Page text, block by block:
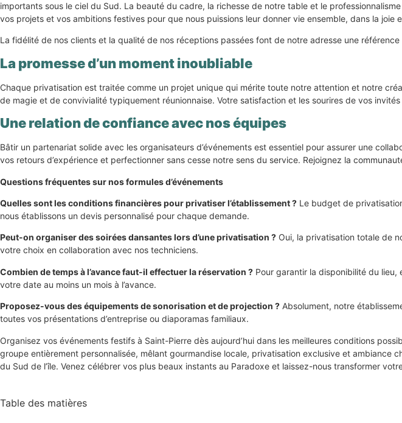
importants sous le ciel du Sud. La beauté du cadre, la richesse de notre table et le
vos projets et vos ambitions festives pour que nous puissions leur donner vie ensemble, dans la joie
La fidélité de nos clients et la qualité de nos réceptions passées font de notre adresse une
La promesse d’un moment inoubliable
Chaque privatisation est traitée comme un projet unique qui mérite toute notre attention et notre
de magie et de convivialité typiquement réunionnaise. Votre satisfaction et les sourires de vos
Une relation de confiance avec nos équipes
Bâtir un partenariat solide avec les organisateurs d’événements est essentiel pour assurer une
vos retours d’expérience et perfectionner sans cesse notre sens du service. Rejoignez la
Questions fréquentes sur nos formules d’événements
Quelles sont les conditions financières pour privatiser l’établissement ? Le budget de
nous établissons un devis personnalisé pour chaque demande.
Peut-on organiser des soirées dansantes lors d’une privatisation ? Oui, la privatisation totale de
votre choix en collaboration avec nos techniciens.
Combien de temps à l’avance faut-il effectuer la réservation ? Pour garantir la disponibilité du lieu,
votre date au moins un mois à l’avance.
Proposez-vous des équipements de sonorisation et de projection ? Absolument, notre
toutes vos présentations d’entreprise ou diaporamas familiaux.
Organisez vos événements festifs à Saint-Pierre dès aujourd’hui dans les meilleures conditions
groupe entièrement personnalisée, mêlant gourmandise locale, privatisation exclusive et
du Sud de l’île. Venez célébrer vos plus beaux instants au Paradoxe et laissez-nous transformer
Table des matières